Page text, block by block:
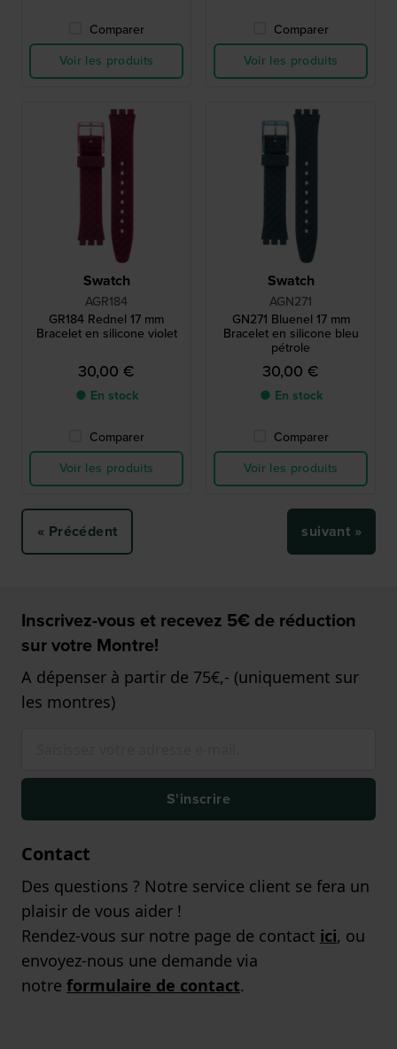
Comparer
Voir les produits
Comparer
Voir les produits
Swatch
AGR184
GR184 Rednel 17 mm
Bracelet en silicone violet
30,00 €
● En stock
Comparer
Voir les produits
Swatch
AGN271
GN271 Bluenel 17 mm
Bracelet en silicone bleu
pétrole
30,00 €
● En stock
Comparer
Voir les produits
« Précédent suivant »
Inscrivez-vous et recevez 5€ de réduction
sur votre Montre!
A dépenser à partir de 75€,- (uniquement sur
les montres)
S'inscrire
Contact
Des questions ? Notre service client se fera un
plaisir de vous aider !
Rendez-vous sur notre page de contact ici, ou
envoyez-nous une demande via
notre formulaire de contact.